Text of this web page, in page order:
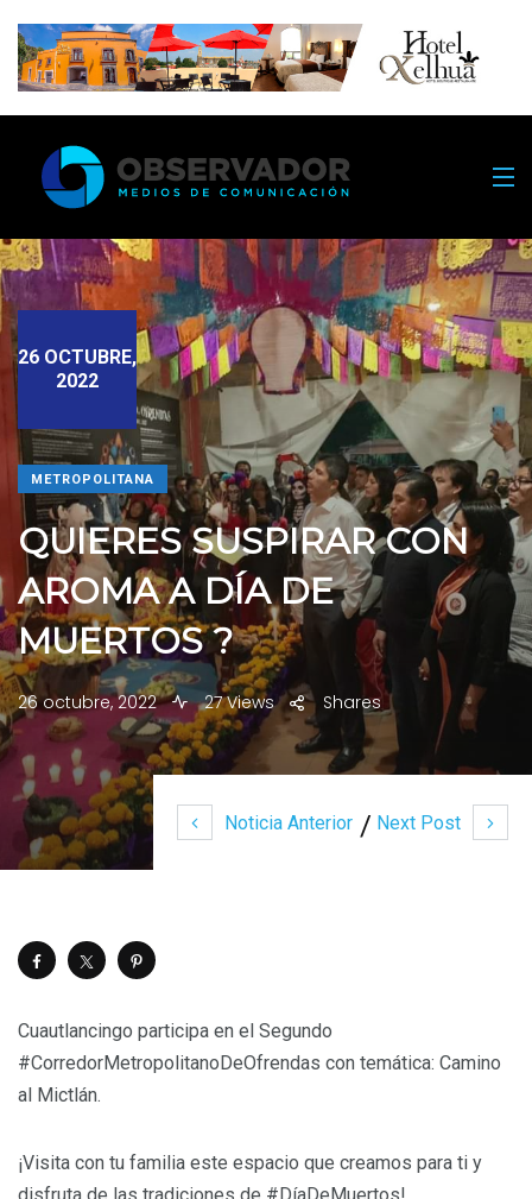
Noticia Anterior Next Post
26 OCTUBRE,
2022
METROPOLITANA
QUIERES SUSPIRAR CON
AROMA A DÍA DE
MUERTOS ?
26 octubre, 2022 27 Views Shares
Cuautlancingo participa en el Segundo
#CorredorMetropolitanoDeOfrendas con temática: Camino
al Mictlán.
¡Visita con tu familia este espacio que creamos para ti y